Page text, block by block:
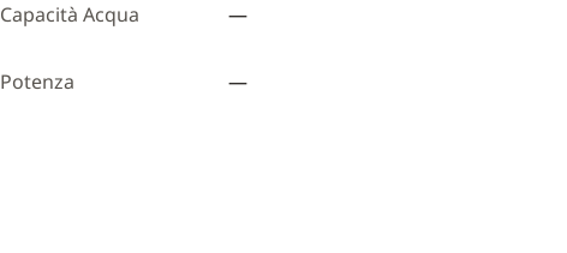
Capacità Acqua —
Potenza —